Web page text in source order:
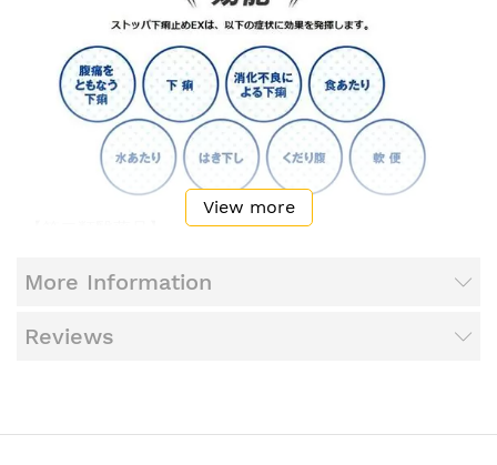
★體積更小，更迅速溶解。
★對通勤或會議/考試中的「突發性腹瀉」也有極佳的療
效。
View more
More Information
Reviews